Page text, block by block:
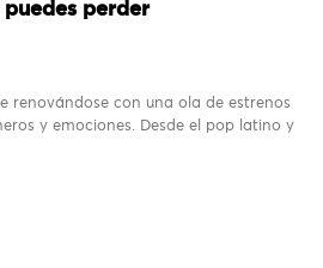
perder
renovándose con una ola de estrenos
y emociones. Desde el pop latino y